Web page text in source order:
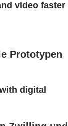
video faster
Prototypen
digital